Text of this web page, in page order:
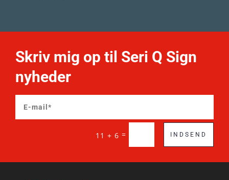
Skriv mig op til Seri Q Sign
nyheder
11 + 6 = INDSEND